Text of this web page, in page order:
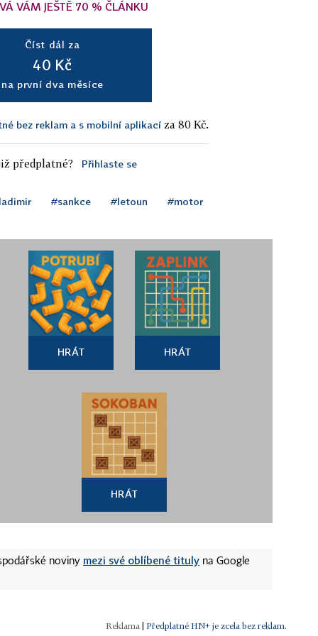
VÁM JEŠTĚ 70 % ČLÁNKU
Číst dál za
40 Kč
na první dva měsíce
bez reklam a s mobilní aplikací za 80 Kč.
předplatné? Přihlaste se
#sankce #letoun #motor
HRÁT HRÁT
HRÁT
noviny mezi své oblíbené tituly na Google
| Předplatné HN+ je zcela bez reklam.